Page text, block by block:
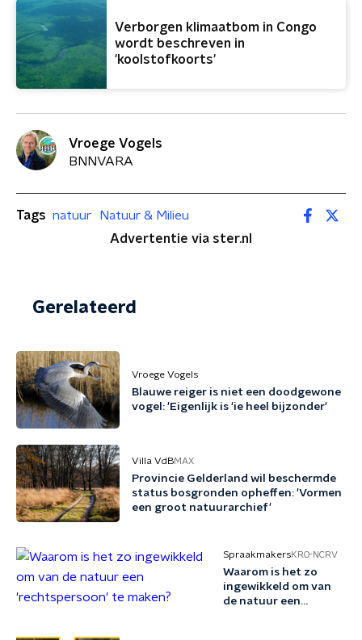
Verborgen klimaatbom in Congo
wordt beschreven in
'koolstofkoorts'
Vroege Vogels
BNNVARA
Tags natuur
Natuur & Milieu
Advertentie via ster.nl
Gerelateerd
Vroege Vogels
Blauwe reiger is niet een doodgewone
vogel: 'Eigenlijk is 'ie heel bijzonder'
Villa VdBMAX
Provincie Gelderland wil beschermde
status bosgronden opheffen: 'Vormen
een groot natuurarchief'
SpraakmakersKRO-NCRV
Waarom is het zo
ingewikkeld om van
de natuur een